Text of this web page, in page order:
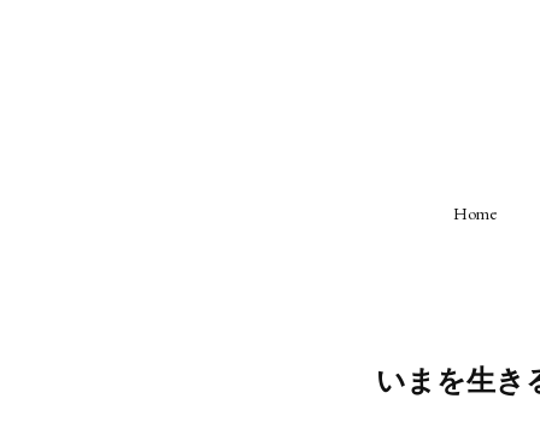
Home
いまを生き